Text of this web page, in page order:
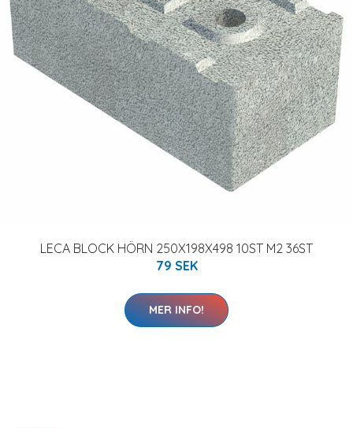
LECA BLOCK HÖRN 250X198X498 10ST M2 36ST
79 SEK
MER INFO!